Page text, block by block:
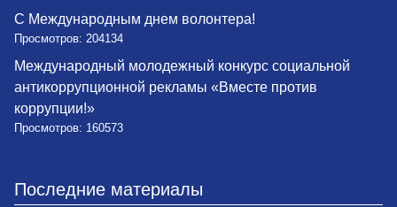
С Международным днем волонтера!
Просмотров: 204134
Международный молодежный конкурс социальной
антикоррупционной рекламы «Вместе против
коррупции!»
Просмотров: 160573
Последние материалы